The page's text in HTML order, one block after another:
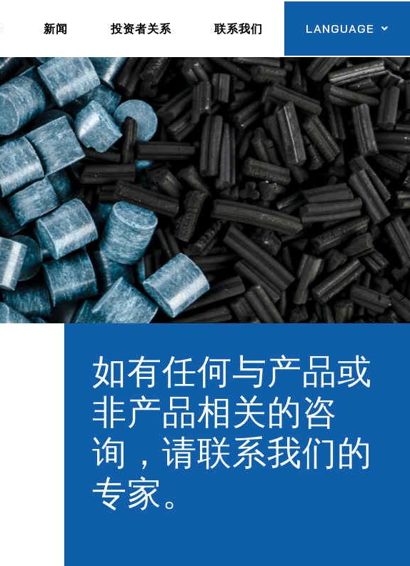
新闻 投资者关系 联系我们 LANGUAGE
如有任何与产品或
非产品相关的咨
询，请联系我们的
专家。